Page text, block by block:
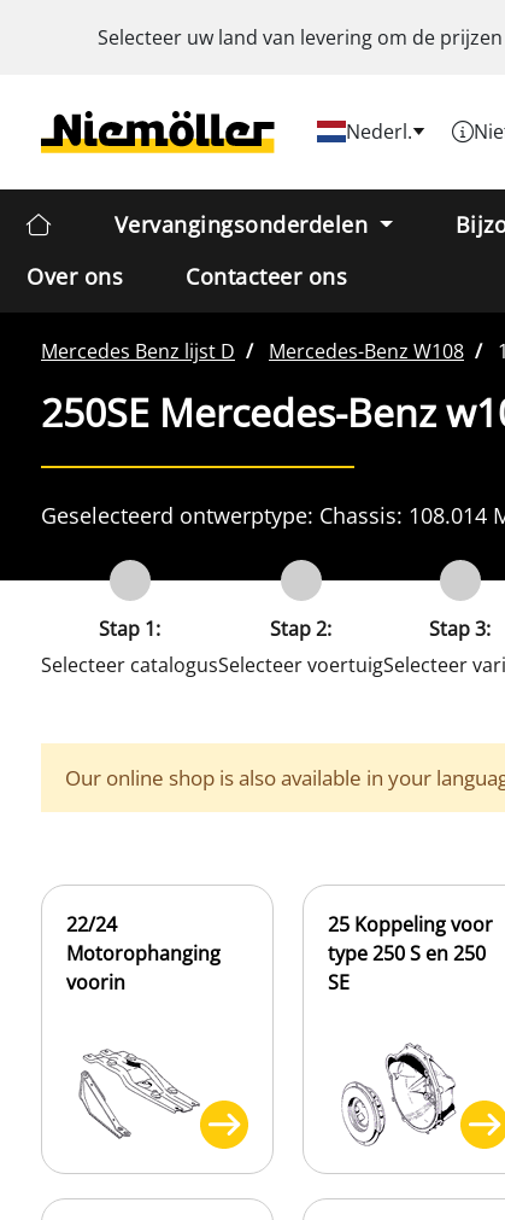
Selecteer uw land van levering om de
Nederl.
Vervangingsonderdelen
Over ons
Contacteer ons
Mercedes Benz lijst D Mercedes-Benz W108
250SE Mercedes-Benz
Geselecteerd ontwerptype: Chassis: 108.014
Stap 1:
Selecteer catalogus
Stap 2:
Selecteer voertuig
Stap 3:
Selecteer
Our online shop is also available in your
22/24
Motorophanging
voorin
25 Koppeling voor
type 250 S en 250
SE